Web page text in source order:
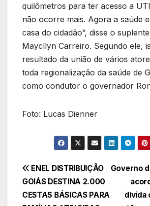
quilômetros para ter acesso a
não ocorre mais. Agora a saúde
casa do cidadão”, disse o
Maycllyn Carreiro. Segundo ele,
resultado da união de vários
toda regionalização da saúde de
como condutor o governador
Foto: Lucas Dienner
Navegação
de
Governo
dívida
ENEL DISTRIBUIÇÃO
GOIÁS DESTINA 2.000
CESTAS BÁSICAS PARA